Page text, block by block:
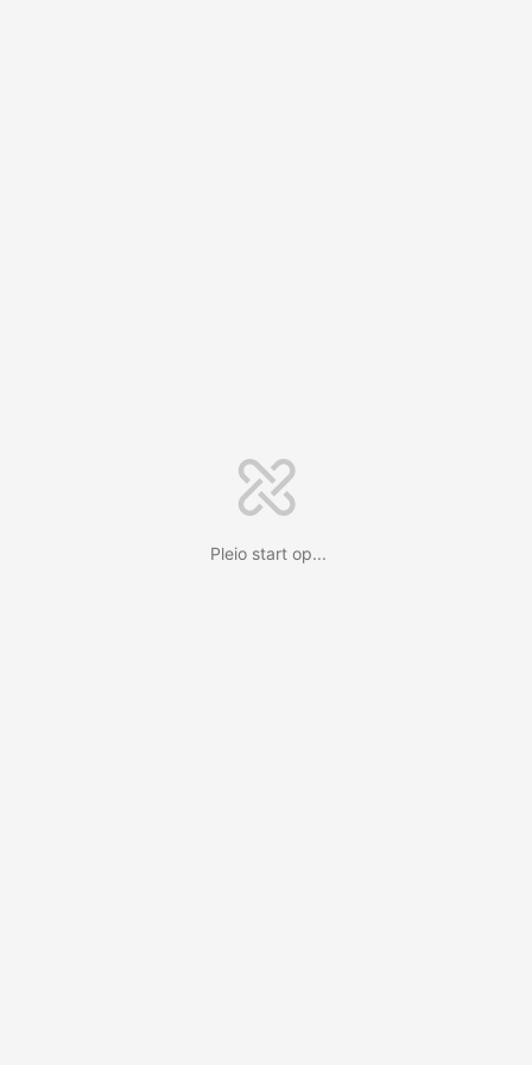
Pleio start op...